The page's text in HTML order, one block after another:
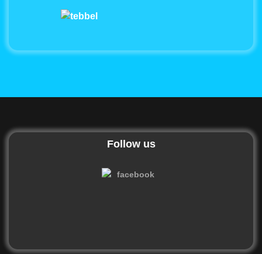
Follow us